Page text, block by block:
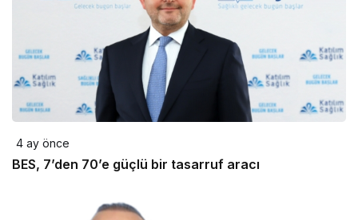
4 ay önce
BES, 7’den 70’e güçlü bir tasarruf aracı